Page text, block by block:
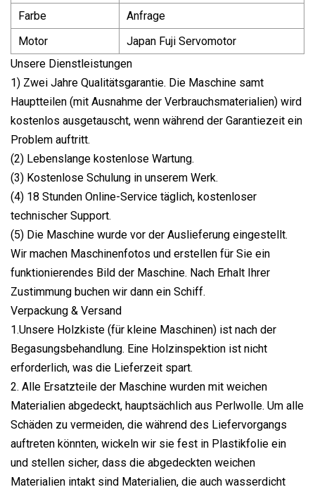
Farbe
Anfrage
Motor
Japan Fuji Servomotor
Unsere Dienstleistungen
1) Zwei Jahre Qualitätsgarantie. Die Maschine samt
Hauptteilen (mit Ausnahme der Verbrauchsmaterialien) wird
kostenlos ausgetauscht, wenn während der Garantiezeit ein
Problem auftritt.
(2) Lebenslange kostenlose Wartung.
(3) Kostenlose Schulung in unserem Werk.
(4) 18 Stunden Online-Service täglich, kostenloser
technischer Support.
(5) Die Maschine wurde vor der Auslieferung eingestellt.
Wir machen Maschinenfotos und erstellen für Sie ein
funktionierendes Bild der Maschine. Nach Erhalt Ihrer
Zustimmung buchen wir dann ein Schiff.
Verpackung & Versand
1.Unsere Holzkiste (für kleine Maschinen) ist nach der
Begasungsbehandlung. Eine Holzinspektion ist nicht
erforderlich, was die Lieferzeit spart.
2. Alle Ersatzteile der Maschine wurden mit weichen
Materialien abgedeckt, hauptsächlich aus Perlwolle. Um alle
Schäden zu vermeiden, die während des Liefervorgangs
auftreten könnten, wickeln wir sie fest in Plastikfolie ein
und stellen sicher, dass die abgedeckten weichen
Materialien intakt sind Materialien, die auch wasserdicht